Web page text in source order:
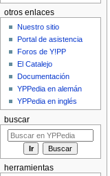
otros enlaces
Nuestro sitio
Portal de asistencia
Foros de Y!PP
El Catalejo
Documentación
YPPedia en alemán
YPPedia en inglés
buscar
herramientas